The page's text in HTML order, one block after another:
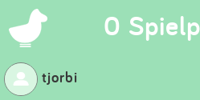
0
tjorbi